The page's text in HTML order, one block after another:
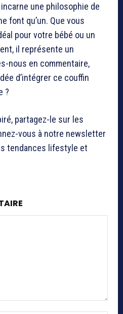
une philosophie de
font qu’un. Que vous
pour votre bébé ou un
il représente un
nous en commentaire,
d’intégrer ce couffin
?
partagez-le sur les
vous à notre newsletter
tendances lifestyle et